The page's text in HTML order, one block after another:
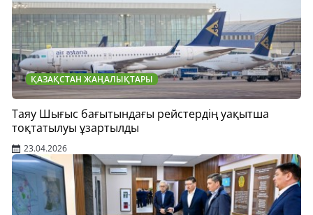
ҚАЗАҚСТАН ЖАҢАЛЫҚТАРЫ
Таяу Шығыс бағытындағы рейстердің уақытша
тоқтатылуы ұзартылды
23.04.2026